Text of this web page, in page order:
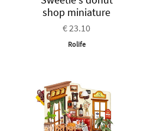
shop miniature
€ 23.10
Rolife